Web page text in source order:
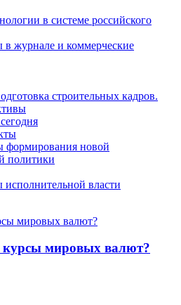
в системе российского
журнале и коммерческие
строительных кадров.
формирования новой
политики
власти
курсы мировых валют?